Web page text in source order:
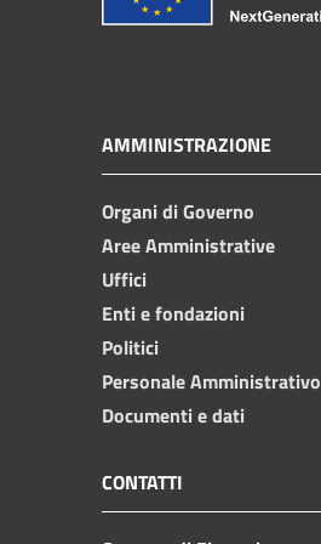
AMMINISTRAZIONE
Organi di Governo
Aree Amministrative
Uffici
Enti e fondazioni
Politici
Personale Amministrativo
Documenti e dati
CONTATTI